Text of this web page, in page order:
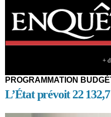
+
PROGRAMMATION
L’État prévoit 22